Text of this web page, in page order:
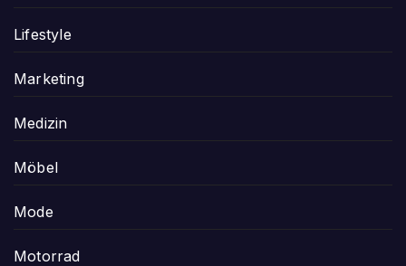
Lifestyle
Marketing
Medizin
Möbel
Mode
Motorrad